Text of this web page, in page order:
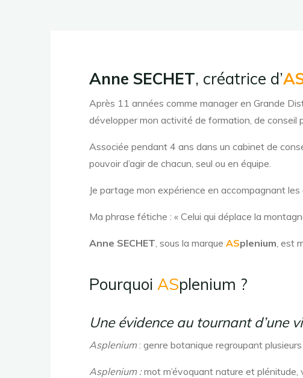
Anne SECHET, créatrice d’
Après 11 années comme manager en Grande
développer mon activité de formation, de conseil
Associée pendant 4 ans dans un cabinet de
pouvoir d’agir de chacun, seul ou en équipe.
Je partage mon expérience en accompagnant
Ma phrase fétiche : « Celui qui déplace la
Anne SECHET , sous la marque ASplenium , est
Pourquoi ASplenium ?
Une évidence au tournant d’une
Asplenium: genre botanique regroupant
Asplenium :mot m’évoquant nature et